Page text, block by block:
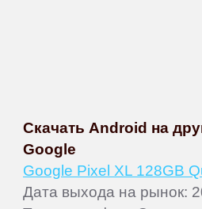
Скачать Android на
Google
Google Pixel XL 128GB
Дата выхода на рынок: